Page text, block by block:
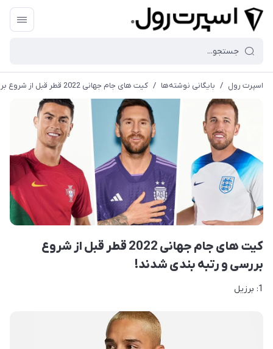
اسپرت رول / بایگانی نوشته‌ها / کیت های جام جهانی 2022 قطر قبل از شروع بررسی و رتبه بندی شدند!
کیت های جام جهانی 2022 قطر قبل از شروع
بررسی و رتبه بندی شدند!
1: برزیل